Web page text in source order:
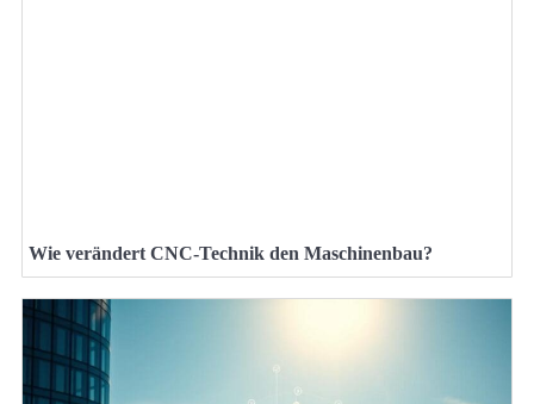
Wie verändert CNC-Technik den Maschinenbau?